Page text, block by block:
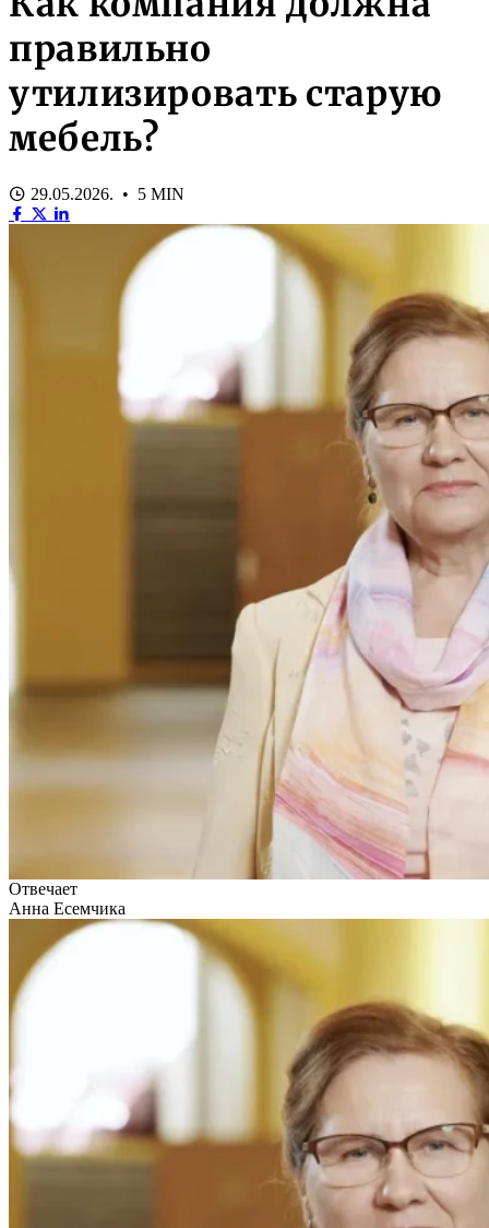
правильно
утилизировать старую
мебель?
29.05.2026. • 5 MIN
Отвечает
Анна Есемчика